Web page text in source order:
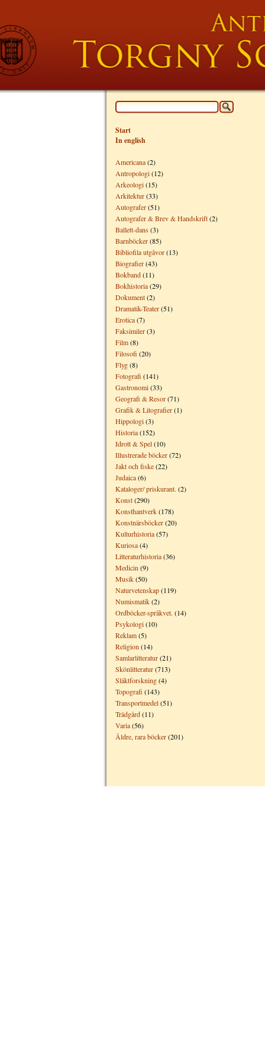
Start
In english
Americana(2)
Antropologi(12)
Arkeologi(15)
Arkitektur(33)
Autografer(51)
Autografer & Brev & Handskrift(2)
Ballett-dans (3)
Barnböcker(85)
Bibliofila utgåvor(13)
Biografier(43)
Bokband(11)
Bokhistoria(29)
Dokument(2)
Dramatik-Teater(51)
Erotica(7)
Faksimiler(3)
Film(8)
Filosofi (20)
Flyg(8)
Fotografi (141)
Gastronomi(33)
Geografi & Resor(71)
Grafik & Litografier(1)
Hippologi(3)
Historia(152)
Idrott & Spel(10)
Illustrerade böcker(72)
Jakt och fiske(22)
Judaica(6)
Kataloger/ priskurant. (2)
Konst(290)
Konsthantverk(178)
Konstnärsböcker(20)
Kulturhistoria(57)
Kuriosa(4)
Litteraturhistoria(36)
Medicin (9)
Musik(50)
Naturvetenskap(119)
Numismatik(2)
Ordböcker-språkvet. (14)
Psykologi(10)
Reklam(5)
Religion (14)
Samlarlitteratur(21)
Skönlitteratur(713)
Släktforskning(4)
Topografi (143)
Transportmedel(51)
Trädgård(11)
Varia(56)
Äldre, rara böcker(201)